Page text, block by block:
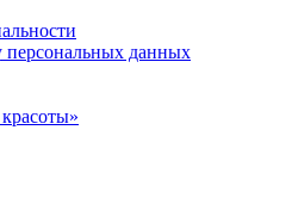
персональных данных